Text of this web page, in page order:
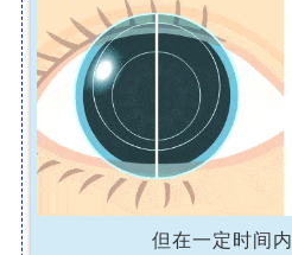
但在一定时间内